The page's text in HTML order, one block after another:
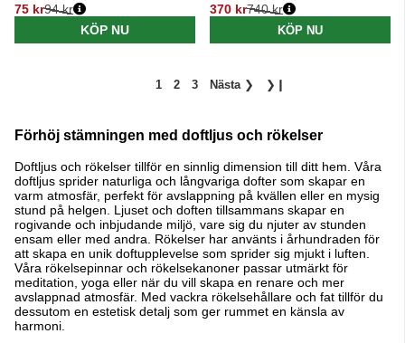
75 kr
Ordinarie pris:
94 kr
KÖP NU
370 kr
Ordinarie pris:
740 kr
KÖP NU
1 2 3 Nästa ❯ ❯❙
Förhöj stämningen med doftljus och rökelser
Doftljus och rökelser tillför en sinnlig dimension till ditt hem. Våra
doftljus sprider naturliga och långvariga dofter som skapar en
varm atmosfär, perfekt för avslappning på kvällen eller en mysig
stund på helgen. Ljuset och doften tillsammans skapar en
rogivande och inbjudande miljö, vare sig du njuter av stunden
ensam eller med andra. Rökelser har använts i århundraden för
att skapa en unik doftupplevelse som sprider sig mjukt i luften.
Våra rökelsepinnar och rökelsekanoner passar utmärkt för
meditation, yoga eller när du vill skapa en renare och mer
avslappnad atmosfär. Med vackra rökelsehållare och fat tillför du
dessutom en estetisk detalj som ger rummet en känsla av
harmoni.